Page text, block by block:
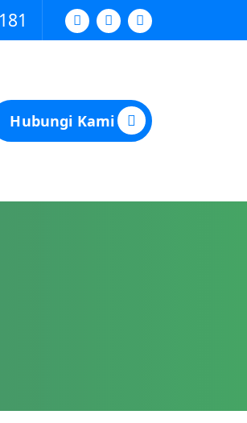
Hubungi Kami